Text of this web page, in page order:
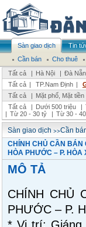
Sàn giao dịch Tin
Cần bán
Cho thuê
Tất cả
| Hà Nội | Đà
Tất cả | TP.Nam Định |
Tất cả
| Mặt phố, Mặt tiền
Tất cả
| Dưới 500 triệu |
| Từ 20 - 30 tỷ | Từ 30 -
Sàn giao dịch >>Cần
CHÍNH CHỦ CẦN BÁN
HÒA PHƯỚC – P.
MÔ TẢ
CHÍNH CHỦ
PHƯỚC – P.